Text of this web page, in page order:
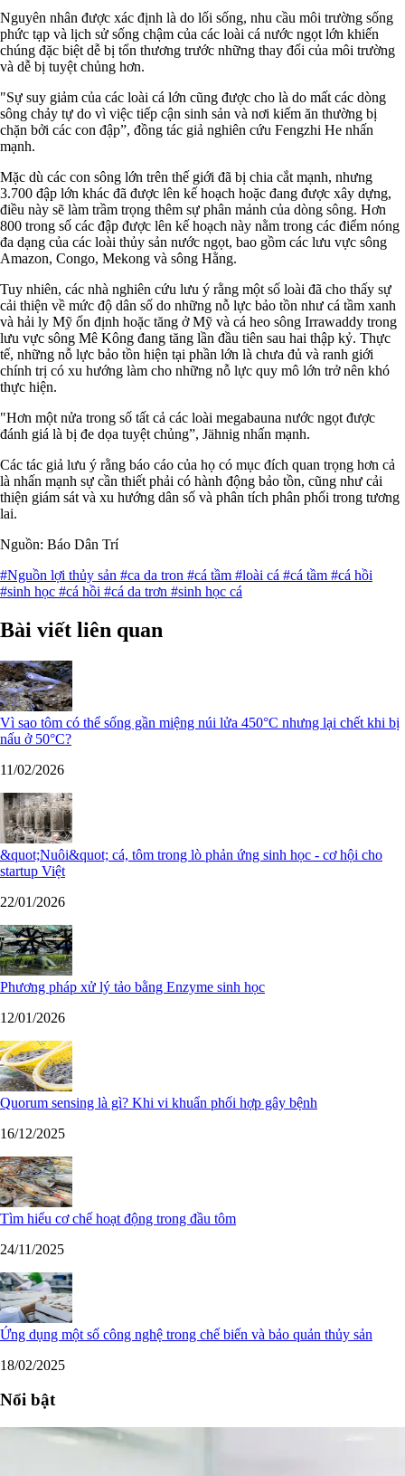
Nguyên nhân được xác định là do lối sống, nhu cầu môi trường sống
phức tạp và lịch sử sống chậm của các loài cá nước ngọt lớn khiến
chúng đặc biệt dễ bị tổn thương trước những thay đổi của môi trường
và dễ bị tuyệt chủng hơn.
"Sự suy giảm của các loài cá lớn cũng được cho là do mất các dòng
sông chảy tự do vì việc tiếp cận sinh sản và nơi kiếm ăn thường bị
chặn bởi các con đập”, đồng tác giả nghiên cứu Fengzhi He nhấn
mạnh.
Mặc dù các con sông lớn trên thế giới đã bị chia cắt mạnh, nhưng
3.700 đập lớn khác đã được lên kế hoạch hoặc đang được xây dựng,
điều này sẽ làm trầm trọng thêm sự phân mảnh của dòng sông. Hơn
800 trong số các đập được lên kế hoạch này nằm trong các điểm nóng
đa dạng của các loài thủy sản nước ngọt, bao gồm các lưu vực sông
Amazon, Congo, Mekong và sông Hằng.
Tuy nhiên, các nhà nghiên cứu lưu ý rằng một số loài đã cho thấy sự
cải thiện về mức độ dân số do những nỗ lực bảo tồn như cá tầm xanh
và hải ly Mỹ ổn định hoặc tăng ở Mỹ và cá heo sông Irrawaddy trong
lưu vực sông Mê Kông đang tăng lần đầu tiên sau hai thập kỷ. Thực
tế, những nỗ lực bảo tồn hiện tại phần lớn là chưa đủ và ranh giới
chính trị có xu hướng làm cho những nỗ lực quy mô lớn trở nên khó
thực hiện.
"Hơn một nửa trong số tất cả các loài megabauna nước ngọt được
đánh giá là bị đe dọa tuyệt chủng”, Jähnig nhấn mạnh.
Các tác giả lưu ý rằng báo cáo của họ có mục đích quan trọng hơn cả
là nhấn mạnh sự cần thiết phải có hành động bảo tồn, cũng như cải
thiện giám sát và xu hướng dân số và phân tích phân phối trong tương
lai.
Nguồn: Báo Dân Trí
#Nguồn lợi thủy sản #ca da tron #cá tầm #loài cá #cá tầm #cá hồi
#sinh học #cá hồi #cá da trơn #sinh học cá
Bài viết liên quan
Vì sao tôm có thể sống gần miệng núi lửa 450°C nhưng lại chết khi bị
nấu ở 50°C?
11/02/2026
&quot;Nuôi&quot; cá, tôm trong lò phản ứng sinh học - cơ hội cho
startup Việt
22/01/2026
Phương pháp xử lý tảo bằng Enzyme sinh học
12/01/2026
Quorum sensing là gì? Khi vi khuẩn phối hợp gây bệnh
16/12/2025
Tìm hiểu cơ chế hoạt động trong đầu tôm
24/11/2025
Ứng dụng một số công nghệ trong chế biến và bảo quản thủy sản
18/02/2025
Nổi bật